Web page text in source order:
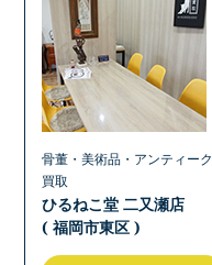
骨董・美術品・アンティーク
買取
ひるねこ堂 二又瀬店
( 福岡市東区 )